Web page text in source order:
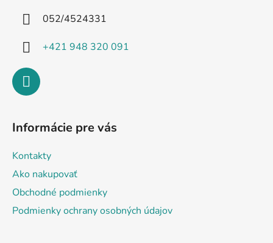
052/4524331
+421 948 320 091
Informácie pre vás
Kontakty
Ako nakupovať
Obchodné podmienky
Podmienky ochrany osobných údajov